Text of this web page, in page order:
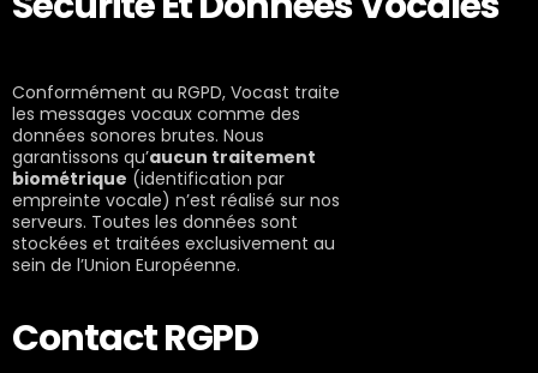
Conformément au RGPD, Vocast traite
les messages vocaux comme des
données sonores brutes. Nous
garantissons qu’aucun traitement
biométrique (identification par
empreinte vocale) n’est réalisé sur nos
serveurs. Toutes les données sont
stockées et traitées exclusivement au
sein de l’Union Européenne.
Contact RGPD